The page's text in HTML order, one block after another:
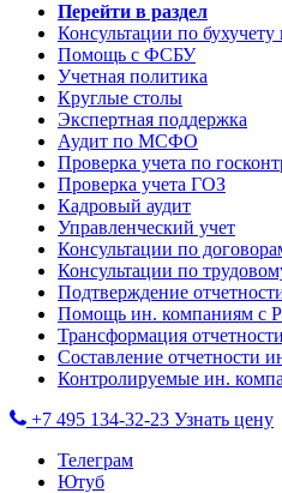
Перейти в раздел
Консультации по бухучету
Помощь с ФСБУ
Учетная политика
Круглые столы
Экспертная поддержка
Аудит по МСФО
Проверка учета по
Проверка учета ГОЗ
Кадровый аудит
Управленческий учет
Консультации по
Консультации по
Подтверждение
Помощь ин. компаниям с
Трансформация
Составление отчетности
Контролируемые ин.
+7 495 134-32-23 Узнать цену
Телеграм
Ютуб